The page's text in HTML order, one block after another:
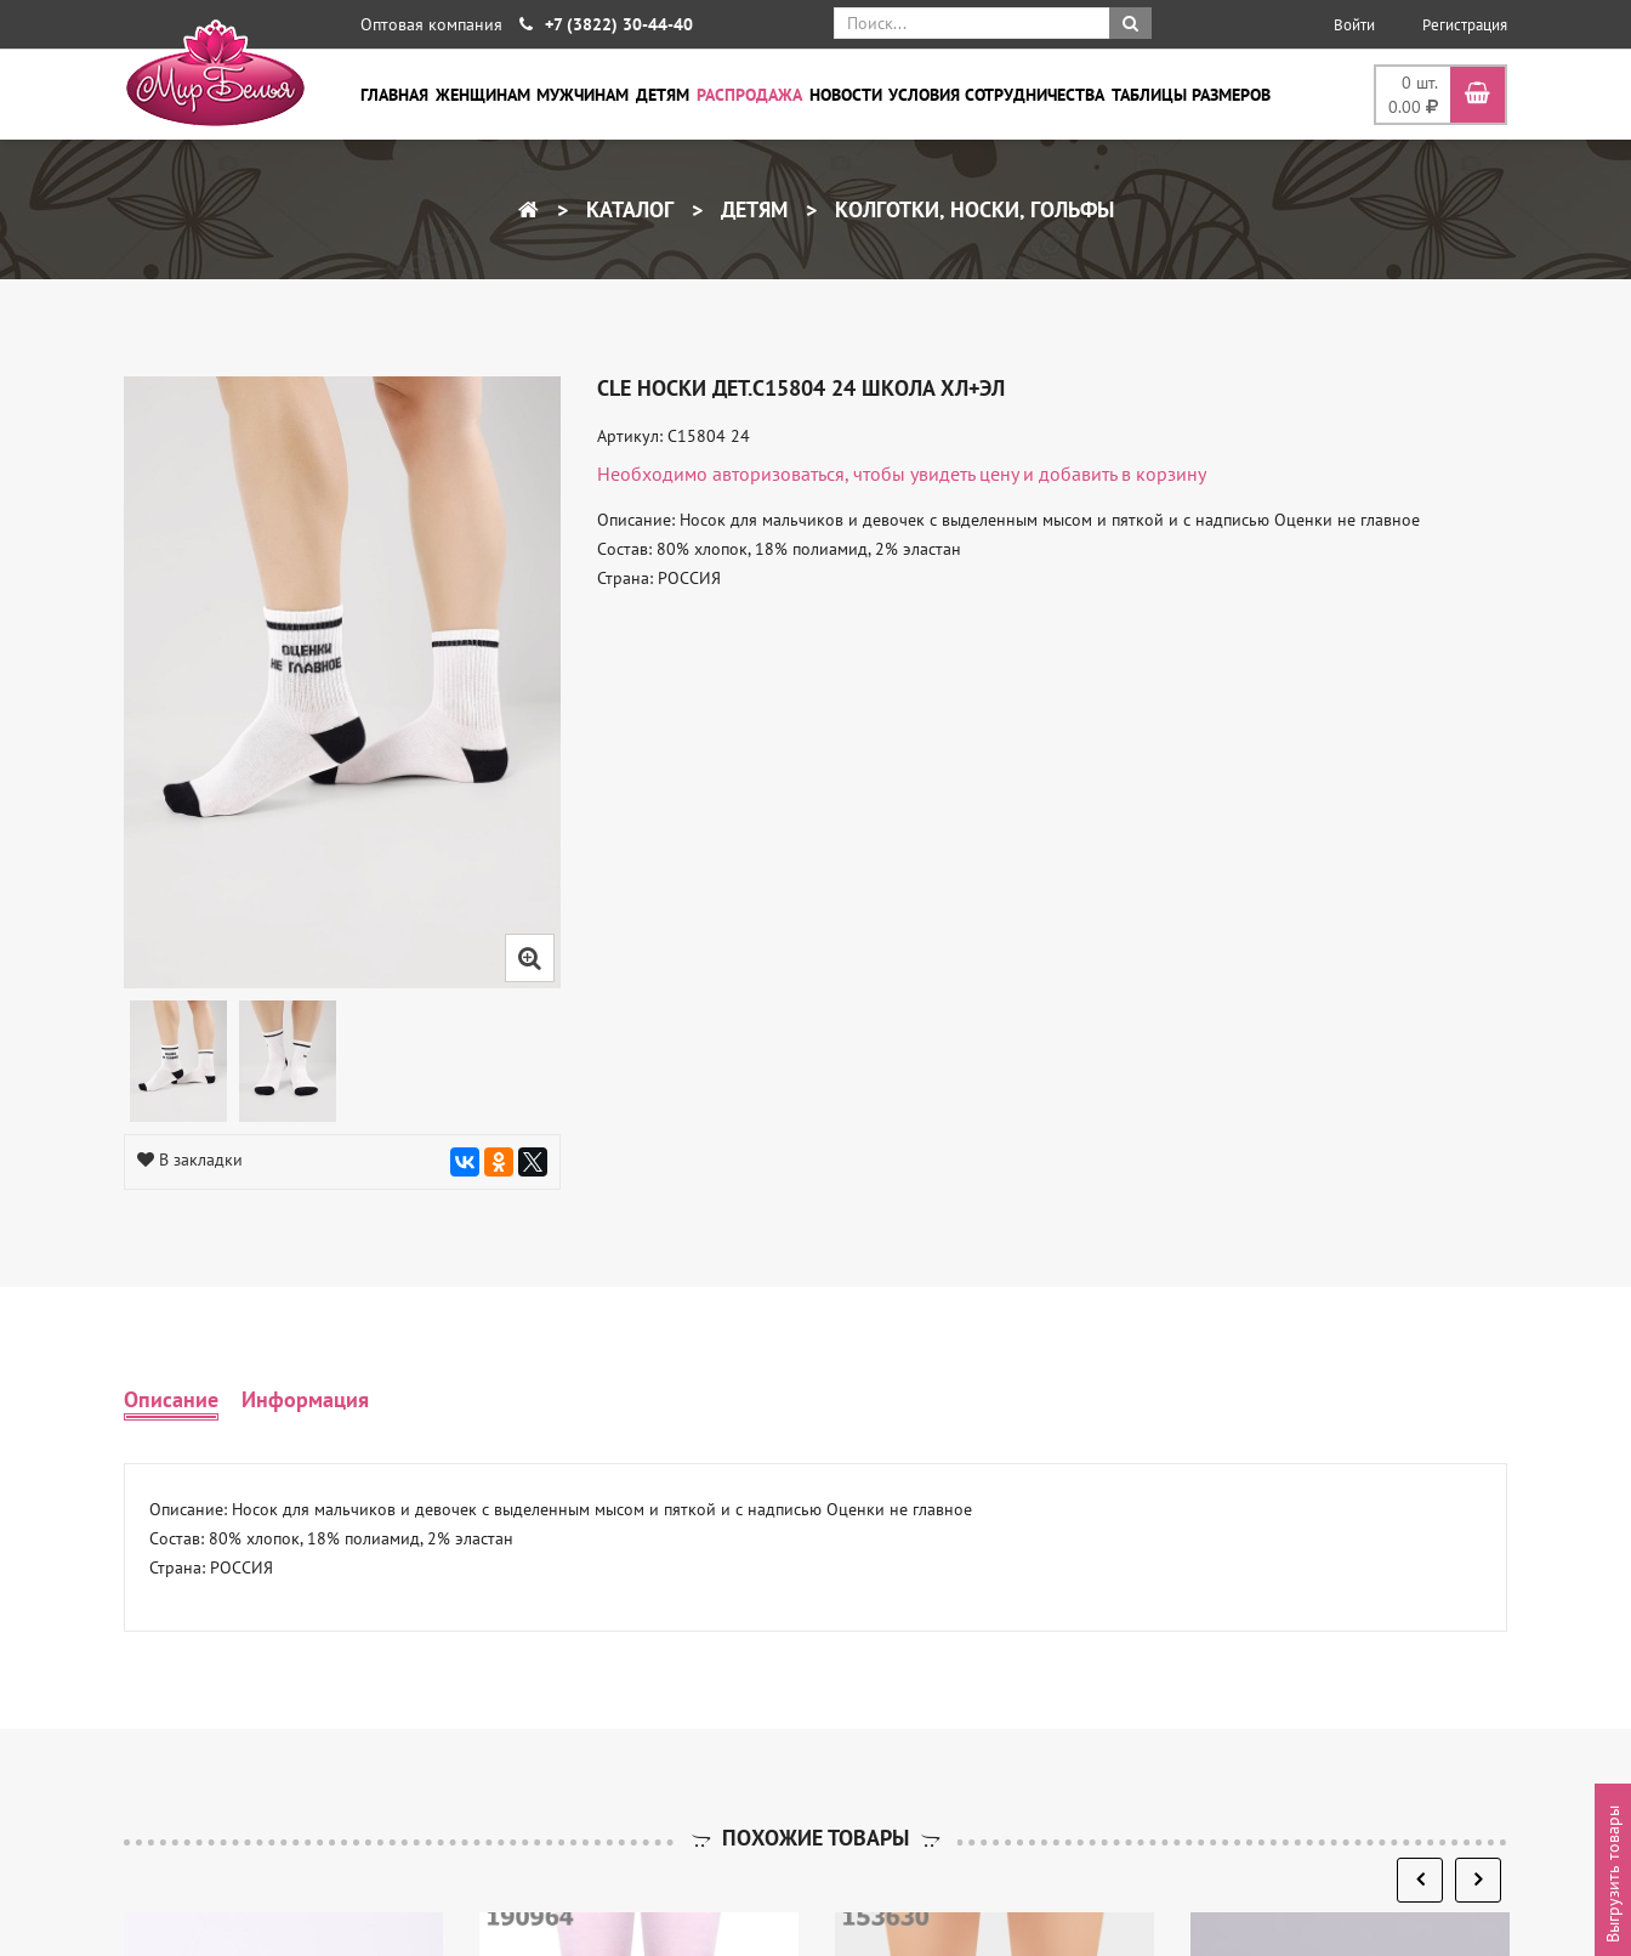
Оптовая компания +7 (3822) 30-44-40 Войти Регистрация
0 шт.
0.00
ГЛАВНАЯ ЖЕНЩИНАМ МУЖЧИНАМ ДЕТЯМ РАСПРОДАЖА НОВОСТИ УСЛОВИЯ СОТРУДНИЧЕСТВА ТАБЛИЦЫ РАЗМЕРОВ
КАТАЛОГ ДЕТЯМ КОЛГОТКИ, НОСКИ, ГОЛЬФЫ
В закладки
CLE НОСКИ ДЕТ.С15804 24 ШКОЛА ХЛ+ЭЛ
Артикул: С15804 24
Необходимо авторизоваться, чтобы увидеть цену и добавить в корзину
Описание: Носок для мальчиков и девочек с выделенным мысом и пяткой и с надписью Оценки не главное
Состав: 80% хлопок, 18% полиамид, 2% эластан
Страна: РОССИЯ
Описание Информация
Описание: Носок для мальчиков и девочек с выделенным мысом и пяткой и с надписью Оценки не главное
Состав: 80% хлопок, 18% полиамид, 2% эластан
Страна: РОССИЯ
ПОХОЖИЕ ТОВАРЫ Выгрузить товары